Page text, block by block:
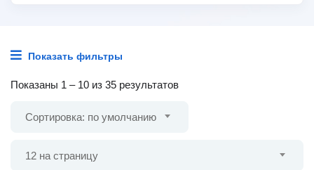
Показать фильтры
Показаны 1 – 10 из 35 результатов
Сортировка: по умолчанию
12 на страницу